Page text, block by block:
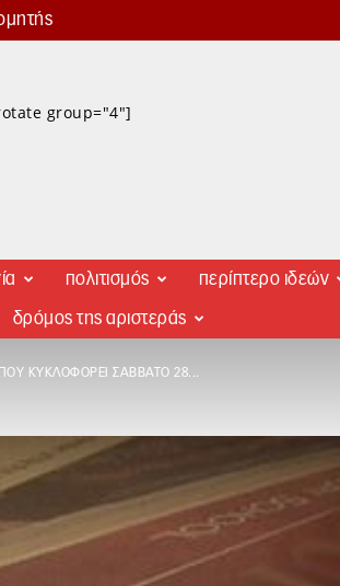
group="4"]
πολιτισμός περίπτερο ιδεών
δρόμος της αριστεράς
ΚΥΚΛΟΦΟΡΕΊ ΣΆΒΒΑΤΟ 28...